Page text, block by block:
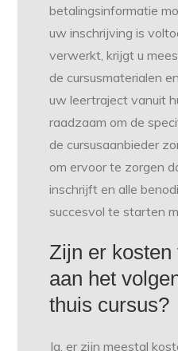
betalingsinformatie
uw inschrijving is
verwerkt, krijgt u
de cursusmaterialen
uw leertraject vanuit
raadzaam om de
de cursusaanbieder
om ervoor te zorgen
inschrijft en alle
succesvol te starten
Zijn er kosten
aan het
thuis cursus?
Ja, er zijn meestal